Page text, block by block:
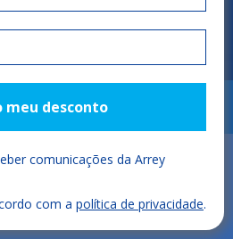
meu desconto
comunicações da Arrey
com a política de privacidade.